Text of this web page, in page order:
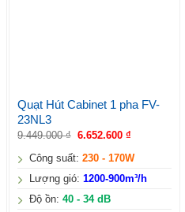
Quạt Hút Cabinet 1 pha FV-
23NL3
9.449.000₫ 6.652.600 ₫
Công suất: 230 - 170W
Lượng gió: 1200-900m³/h
Độ ồn: 40 - 34 dB